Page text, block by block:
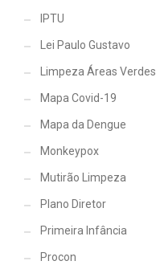
IPTU
Lei Paulo Gustavo
Limpeza Áreas Verdes
Mapa Covid-19
Mapa da Dengue
Monkeypox
Mutirão Limpeza
Plano Diretor
Primeira Infância
Procon